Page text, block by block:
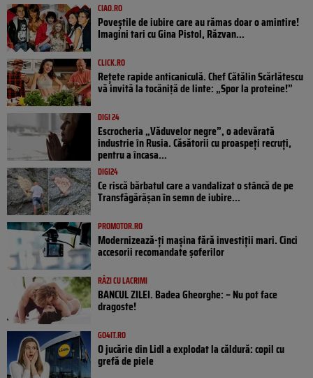
CIAO.RO
Poveştile de iubire care au rămas doar o amintire!
Imagini tari cu Gina Pistol, Răzvan...
CLICK.RO
Rețete rapide anticaniculă. Chef Cătălin Scărlătescu
vă invită la tocăniță de linte: „Spor la proteine!”
DIGI 24
Escrocheria „Văduvelor negre”, o adevărată
industrie în Rusia. Căsătorii cu proaspeți recruți,
pentru a încasa...
DIGI24
Ce riscă bărbatul care a vandalizat o stâncă de pe
Transfăgărășan în semn de iubire...
PROMOTOR.RO
Modernizează-ți mașina fără investiții mari. Cinci
accesorii recomandate șoferilor
RÂZI CU LACRIMI
BANCUL ZILEI. Badea Gheorghe: – Nu pot face
dragoste!
GO4IT.RO
O jucărie din Lidl a explodat la căldură: copil cu
grefă de piele